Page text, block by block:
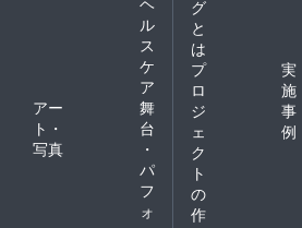
ル
ス
ケ
ア
アー
ト・
写真
舞
台
・
パ
フ
ォ
グ
と
は
プ
ロ
ジ
ェ
ク
ト
の
作
実
施
事
例